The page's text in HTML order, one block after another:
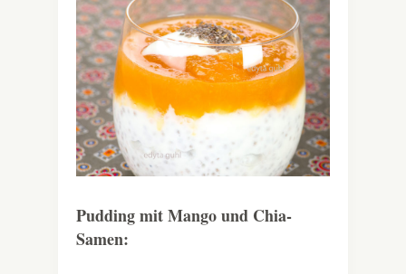
Pudding mit Mango und Chia-
Samen: